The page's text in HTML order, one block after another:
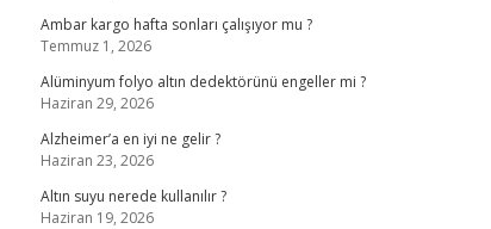
Ambar kargo hafta sonları çalışıyor mu ?
Temmuz 1, 2026
Alüminyum folyo altın dedektörünü engeller mi ?
Haziran 29, 2026
Alzheimer’a en iyi ne gelir ?
Haziran 23, 2026
Altın suyu nerede kullanılır ?
Haziran 19, 2026